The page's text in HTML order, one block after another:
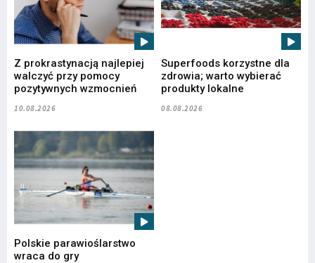
Z prokrastynacją najlepiej
walczyć przy pomocy
pozytywnych wzmocnień
10.08.2026
Superfoods korzystne dla
zdrowia; warto wybierać
produkty lokalne
08.08.2026
Polskie parawioślarstwo
wraca do gry